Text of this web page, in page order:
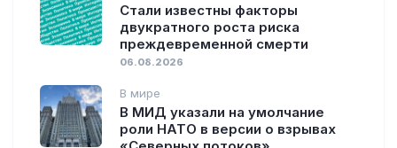
Стали известны факторы
двукратного роста риска
преждевременной смерти
06.08.2026
В мире
В МИД указали на умолчание
роли НАТО в версии о взрывах